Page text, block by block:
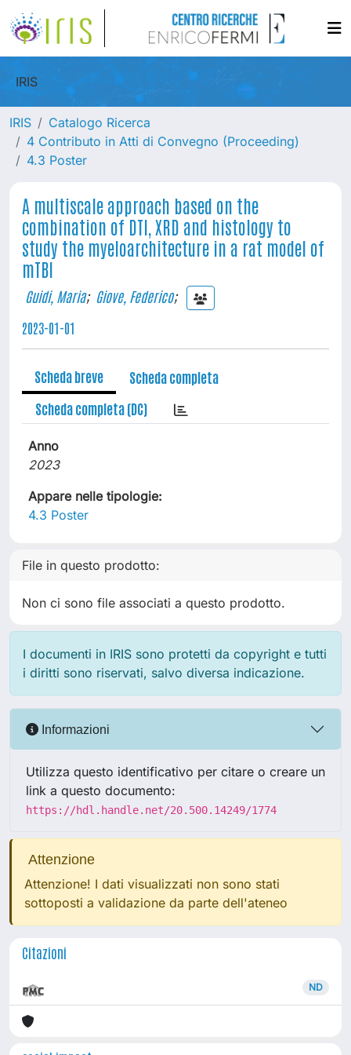
IRIS
IRIS
Catalogo Ricerca
4 Contributo in Atti di Convegno (Proceeding)
4.3 Poster
A multiscale approach based on the
combination of DTI, XRD and histology to
study the myeloarchitecture in a rat model of
mTBI
Guidi, Maria; Giove, Federico;
2023-01-01
Scheda breve
Scheda completa
Scheda completa (DC)
Anno
2023
Appare nelle tipologie:
4.3 Poster
File in questo prodotto:
Non ci sono file associati a questo prodotto.
I documenti in IRIS sono protetti da copyright e tutti
i diritti sono riservati, salvo diversa indicazione.
Informazioni
Utilizza questo identificativo per citare o creare un
link a questo documento:
https://hdl.handle.net/20.500.14249/1774
Attenzione
Attenzione! I dati visualizzati non sono stati
sottoposti a validazione da parte dell'ateneo
Citazioni
ND